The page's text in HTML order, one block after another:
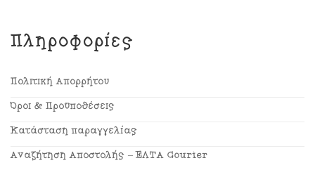
Πληροφορίες
Πολιτική Απορρήτου
Όροι & Προϋποθέσεις
Κατάσταση παραγγελίας
Αναζήτηση Αποστολής – ΕΛΤΑ Courier